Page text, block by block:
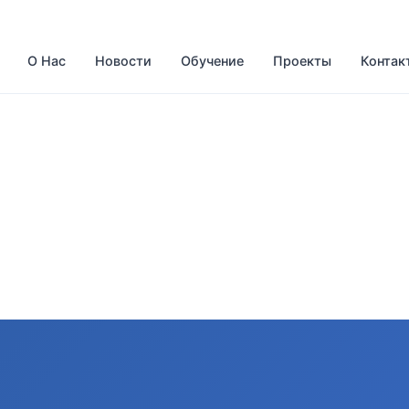
О Нас Новости Обучение Проекты